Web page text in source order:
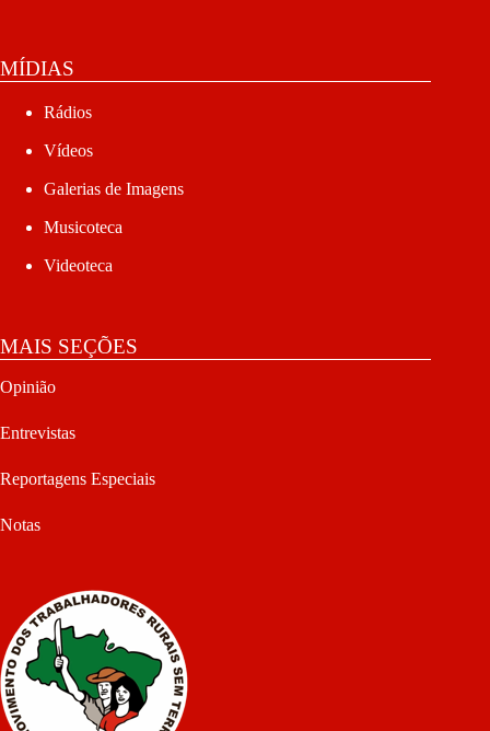
MÍDIAS
Rádios
Vídeos
Galerias de Imagens
Musicoteca
Videoteca
MAIS SEÇÕES
Opinião
Entrevistas
Reportagens Especiais
Notas